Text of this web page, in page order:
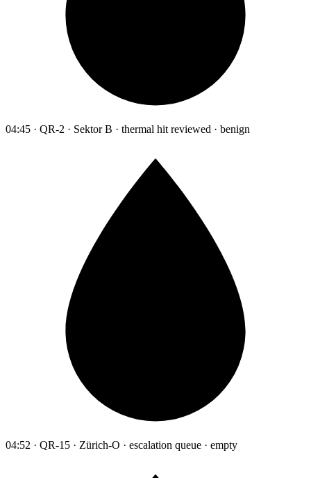
04:45 · QR-2 · Sektor B · thermal hit reviewed · benign
04:52 · QR-15 · Zürich-O · escalation queue · empty